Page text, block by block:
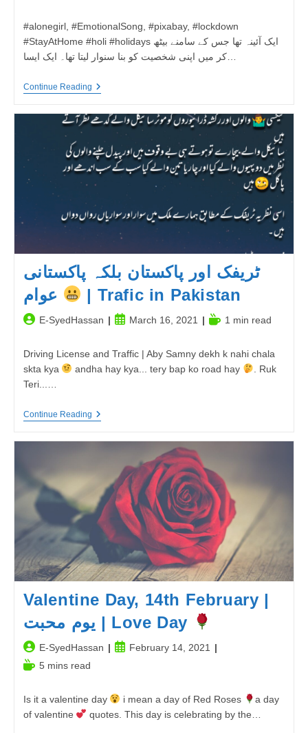
#alonegirl, #EmotionalSong, #pixabay, #lockdown
#StayAtHome #holi #holidays ایک آئینہ تھا جس کے سامنے بیٹھ
کر میں اپنی شخصیت کو بنا سنوار لیتا تھا۔ ایک ایسا…
Continue ReadingAnkhen
Gai
آنکھیں
زخمی
ہو
گئیں
ٹریفک اور پاکستان بلکہ پاکستانی
| Trafic in Pakistan
PostE-SyedHassan
PostMarch 16, 2021
Reading1 min read
Driving License and Traffic | Aby Samny dekh k nahi chala
skta kya
andha hay kya... tery bap ko road hay
. Ruk
Teri...…
Continue Readingٹریفک
Trafic
In
Pakistan
Valentine Day, 14th February |
یوم محبت | Love Day
Post
author:
E-SyedHassan
PostFebruary 14, 2021
Reading
5 mins read
Is it a valentine day i mean a day of Red Roses
a day
of valentine
quotes. This day is celebrating by the…